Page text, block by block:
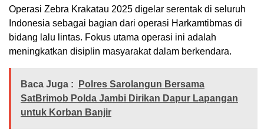
Operasi Zebra Krakatau 2025 digelar serentak di seluruh
Indonesia sebagai bagian dari operasi Harkamtibmas di
bidang lalu lintas. Fokus utama operasi ini adalah
meningkatkan disiplin masyarakat dalam berkendara.
Baca Juga :
Polres Sarolangun Bersama
SatBrimob Polda Jambi Dirikan Dapur Lapangan
untuk Korban Banjir